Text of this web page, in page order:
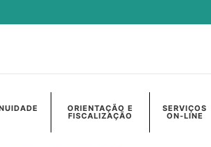
ORIENTAÇÃO E
FISCALIZAÇÃO
SERVIÇOS
ON-LINE